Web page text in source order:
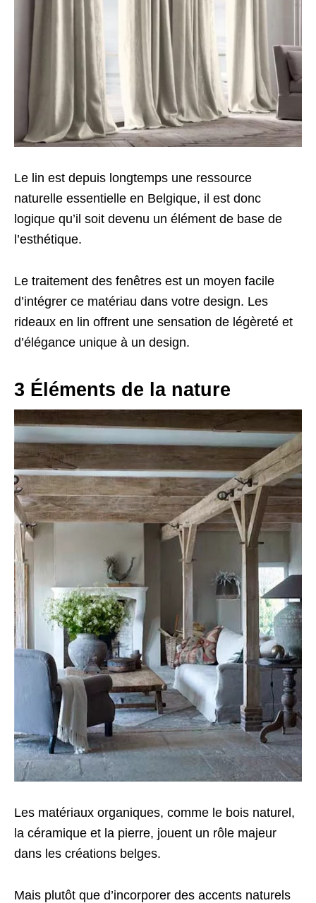
Le lin est depuis longtemps une ressource
naturelle essentielle en Belgique, il est donc
logique qu’il soit devenu un élément de base de
l’esthétique.
Le traitement des fenêtres est un moyen facile
d’intégrer ce matériau dans votre design. Les
rideaux en lin offrent une sensation de légèreté et
d’élégance unique à un design.
3 Éléments de la nature
Les matériaux organiques, comme le bois naturel,
la céramique et la pierre, jouent un rôle majeur
dans les créations belges.
Mais plutôt que d’incorporer des accents naturels